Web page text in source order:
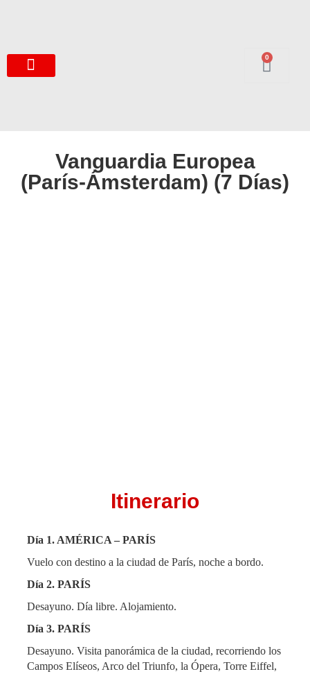
0
Vanguardia Europea
(París-Ámsterdam) (7 Días)
Itinerario
Día 1. AMÉRICA – PARÍS
Vuelo con destino a la ciudad de París, noche a bordo.
Día 2. PARÍS
Desayuno. Día libre. Alojamiento.
Día 3. PARÍS
Desayuno. Visita panorámica de la ciudad, recorriendo los
Campos Elíseos, Arco del Triunfo, la Ópera, Torre Eiffel,